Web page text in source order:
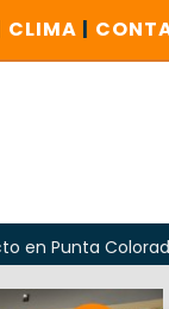
CLIMA |
Colorada